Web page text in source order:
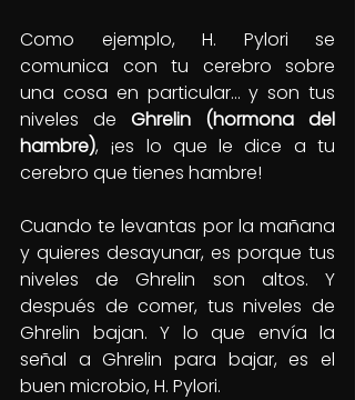
Como ejemplo, H. Pylori se
comunica con tu cerebro sobre
una cosa en particular… y son tus
niveles de Ghrelin (hormona del
hambre), ¡es lo que le dice a tu
cerebro que tienes hambre!
Cuando te levantas por la mañana
y quieres desayunar, es porque tus
niveles de Ghrelin son altos. Y
después de comer, tus niveles de
Ghrelin bajan. Y lo que envía la
señal a Ghrelin para bajar, es el
buen microbio, H. Pylori.